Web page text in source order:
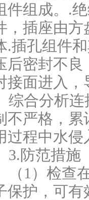
件组成。.
，插座由方
.插孔组件
后密封不
接面进入，
综合分析
不严格，累
过程中水
3.防范措施
（1）检查
保护，可有